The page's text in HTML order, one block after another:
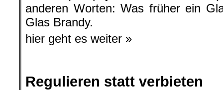
anderen Worten: Was früher ein
Glas Brandy.
hier geht es weiter »
Regulieren statt verbieten